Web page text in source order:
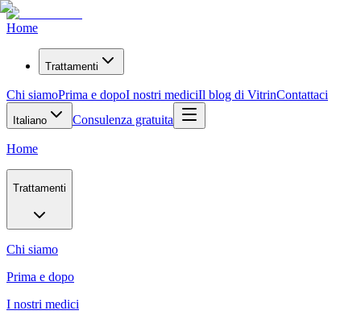
Home
Trattamenti
Chi siamoPrima e dopoI nostri mediciIl blog di VitrinContattaci
Italiano Consulenza gratuita
Home
Trattamenti
Chi siamo
Prima e dopo
I nostri medici